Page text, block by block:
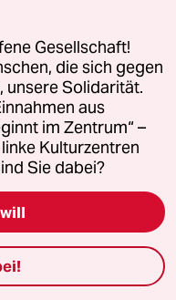
Gesellschaft!
die sich gegen
unsere Solidarität.
aus
im Zentrum“ –
Kulturzentren
Sie dabei?